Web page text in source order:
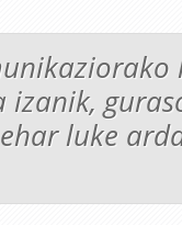
izanik,
luke